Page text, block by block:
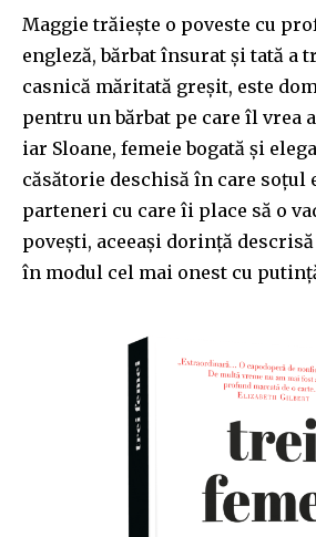
Maggie trăiește o poveste cu
engleză, bărbat însurat și tată a
casnică măritată greșit, este
pentru un bărbat pe care îl vrea
iar Sloane, femeie bogată și
căsătorie deschisă în care soțul
parteneri cu care îi place să o
povești, aceeași dorință
în modul cel mai onest cu